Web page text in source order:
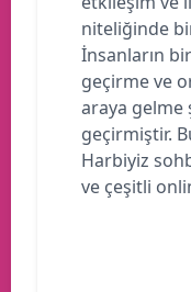
niteliğinde
İnsanların
geçirme ve
araya gelme
geçirmiştir.
Harbiyiz
ve çeşitli